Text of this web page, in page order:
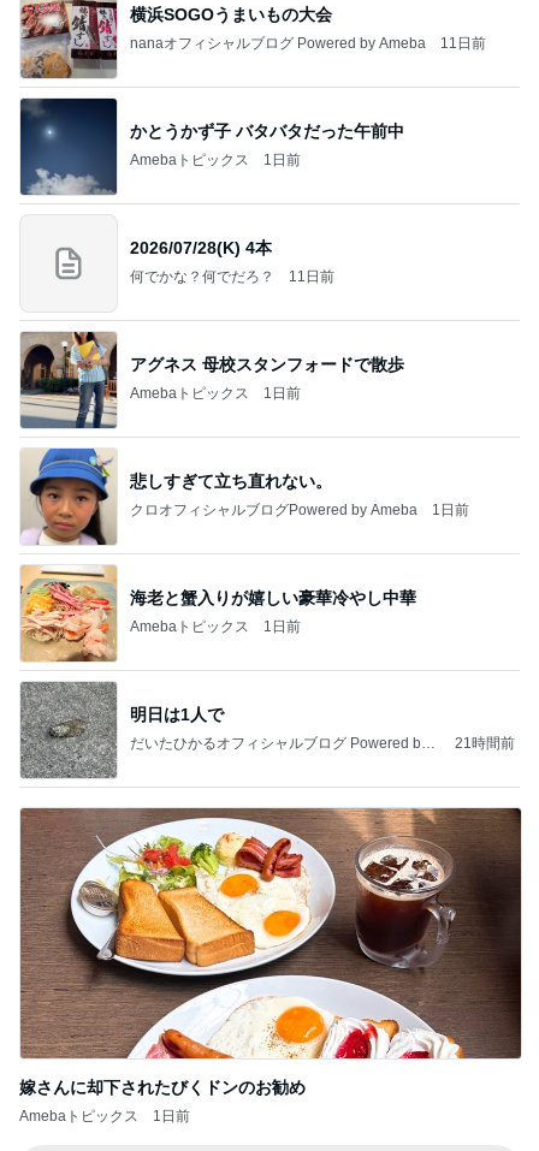
横浜SOGOうまいもの大会
nanaオフィシャルブログ Powered by Ameba 11日前
かとうかず子 バタバタだった午前中
Amebaトピックス 1日前
2026/07/28(K) 4本
何でかな？何でだろ？ 11日前
アグネス 母校スタンフォードで散歩
Amebaトピックス 1日前
悲しすぎて立ち直れない。
クロオフィシャルブログPowered by Ameba 1日前
海老と蟹入りが嬉しい豪華冷やし中華
Amebaトピックス 1日前
明日は1人で
だいたひかるオフィシャルブログ Powered by
21時間前
嫁さんに却下されたびくドンのお勧め
Amebaトピックス 1日前